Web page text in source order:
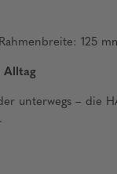
125
Alltag
unterwegs – die